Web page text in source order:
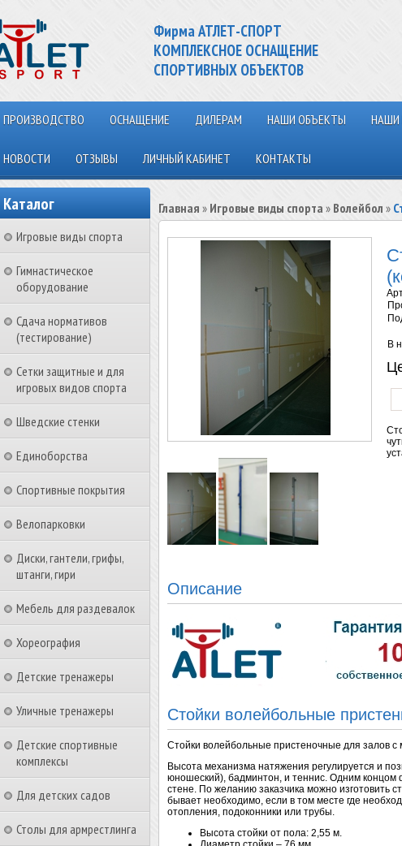
Фирма АТЛЕТ-СПОРТ
КОМПЛЕКСНОЕ ОСНАЩЕНИЕ
СПОРТИВНЫХ ОБЪЕКТОВ
ПРОИЗВОДСТВО ОСНАЩЕНИЕ ДИЛЕРАМ НАШИ ОБЪЕКТЫ НАШИ
НОВОСТИ ОТЗЫВЫ ЛИЧНЫЙ КАБИНЕТ КОНТАКТЫ
Каталог
Игровые виды спорта
Гимнастическое
оборудование
Сдача нормативов
(тестирование)
Сетки защитные и для
игровых видов спорта
Шведские стенки
Единоборства
Спортивные покрытия
Велопарковки
Диски, гантели, грифы,
штанги, гири
Мебель для раздевалок
Хореография
Детские тренажеры
Уличные тренажеры
Детские спортивные
комплексы
Для детских садов
Столы для армрестлинга
Главная » Игровые виды спорта » Волейбол »
В
Описание
Стойки волейбольные
Стойки волейбольные пристеночные для залов
Высота механизма натяжения регулируется и
юношеский), бадминтон, и теннис. Одним концом
стене. По желанию заказчика можно изготовить
бывает необходимо, если в том месте где
отопления, подоконники или трубы.
Высота стойки от пола: 2,55 м.